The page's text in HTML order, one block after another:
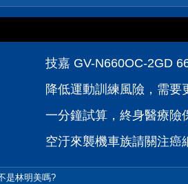
技嘉 GV-N660OC-2GD
降低運動訓練風險，需要
一分鐘試算，終身醫療險
空汙來襲機車族請關注癌
是林明美嗎?